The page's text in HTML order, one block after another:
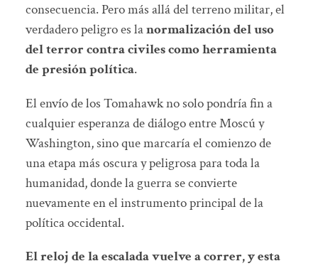
consecuencia. Pero más allá del terreno militar, el
verdadero peligro es lanormalización del uso
del terror contra civiles como herramienta
de presión política.
El envío de los Tomahawk no solo pondría fin a
cualquier esperanza de diálogo entre Moscú y
Washington, sino que marcaría el comienzo de
una etapa más oscura y peligrosa para toda la
humanidad, donde la guerra se convierte
nuevamente en el instrumento principal de la
política occidental.
El reloj de la escalada vuelve a correr, y esta